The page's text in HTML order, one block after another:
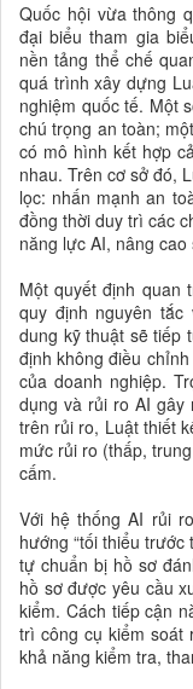
Quốc hội vừa thông
đại biểu tham gia
nền tảng thể chế
quá trình xây dựng
nghiệm quốc tế. Một
chú trọng an toàn;
có mô hình kết hợp
nhau. Trên cơ sở đó,
lọc: nhấn mạnh an
đồng thời duy trì các
năng lực AI, nâng
Một quyết định quan
quy định nguyên
dung kỹ thuật sẽ tiếp
định không điều
của doanh nghiệp.
dụng và rủi ro AI
trên rủi ro, Luật thiết
mức rủi ro (thấp,
cấm.
Với hệ thống AI rủi
hướng “tối thiểu trước
tự chuẩn bị hồ sơ
hồ sơ được yêu cầu
kiểm. Cách tiếp cận
trì công cụ kiểm soát
khả năng kiểm tra,